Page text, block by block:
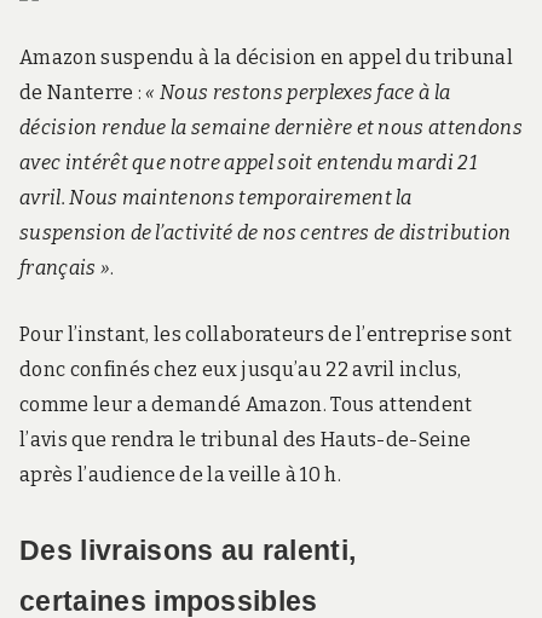
Amazon suspendu à la décision en appel du tribunal
de Nanterre :« Nous restons perplexes face à la
décision rendue la semaine dernière et nous attendons
avec intérêt que notre appel soit entendu mardi 21
avril. Nous maintenons temporairement la
suspension de l’activité de nos centres de distribution
français ».
Pour l’instant, les collaborateurs de l’entreprise sont
donc confinés chez eux jusqu’au 22 avril inclus,
comme leur a demandé Amazon. Tous attendent
l’avis que rendra le tribunal des Hauts-de-Seine
après l’audience de la veille à 10 h.
Des livraisons au ralenti,
certaines impossibles